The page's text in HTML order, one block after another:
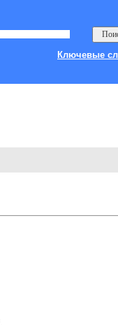
Ключевые